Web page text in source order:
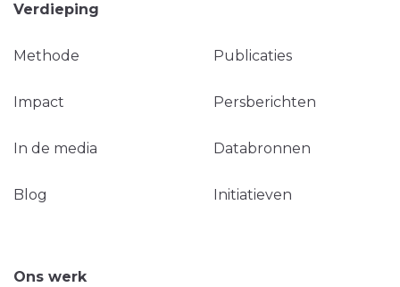
Verdieping
Methode Publicaties
Impact Persberichten
In de media Databronnen
Blog Initiatieven
Ons werk